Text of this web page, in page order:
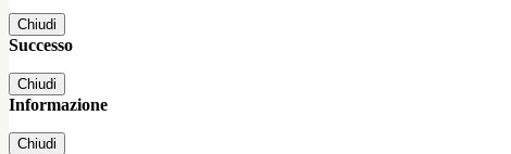
Chiudi
Successo
Chiudi
Informazione
Chiudi